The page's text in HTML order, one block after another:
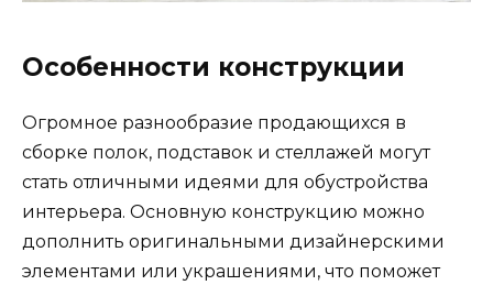
Особенности конструкции
Огромное разнообразие продающихся в
сборке полок, подставок и стеллажей могут
стать отличными идеями для обустройства
интерьера. Основную конструкцию можно
дополнить оригинальными дизайнерскими
элементами или украшениями, что поможет